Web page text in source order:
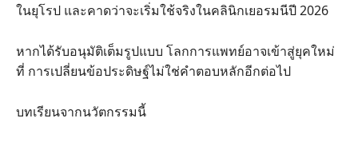
ในยุโรป และคาดว่าจะเริ่มใช้จริงในคลินิกเยอรมนีปี 2026
หากได้รับอนุมัติเต็มรูปแบบ โลกการแพทย์อาจเข้าสู่ยุคใหม่
ที่ การเปลี่ยนข้อประดิษฐ์ไม่ใช่คำตอบหลักอีกต่อไป
บทเรียนจากนวัตกรรมนี้